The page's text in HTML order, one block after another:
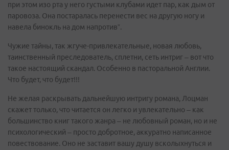
при этом изо рта у него густыми клубами идет пар, как дым от
паровоза. Она постаралась перенести вес на другую ногу и
навела бинокль на дом напротив”.
Чужие тайны, так жгуче-привлекательные, новая любовь,
таинственный преследователь, сплетни, сеть интриг – вот что
такое настоящий скандал. Особенно в пасторальной Англии.
Что будет, что будет!!!
Не желая раскрывать дальнейшую интригу романа, Лоцман
скажет только, что читается он легко и увлекательно – как
большинство книг такого жанра – не любовный роман, но и не
психологический – просто добротное, аккуратно написанное
повествование. Оно не заставит вашу душу всколыхнуться и